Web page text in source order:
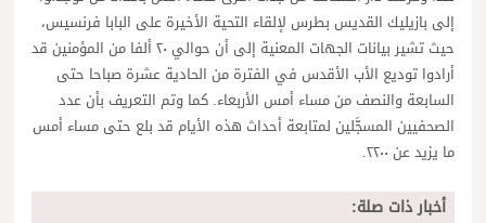
إلى بازيليك القديس بطرس لإلقاء التحية الأخيرة على البابا فرنسيس،
حيث تشير بيانات الجهات المعنية إلى أن حوالي ٢٠ ألفا من المؤمنين قد
أرادوا توديع الأب الأقدس في الفترة من الحادية عشرة صباحا حتى
السابعة والنصف من مساء أمس الأربعاء. كما وتم التعريف بأن عدد
الصحفيين المسجَّلين لمتابعة أحداث هذه الأيام قد بلع حتى مساء أمس
ما يزيد عن ٢٢٠٠.
أخبار ذات صلة: